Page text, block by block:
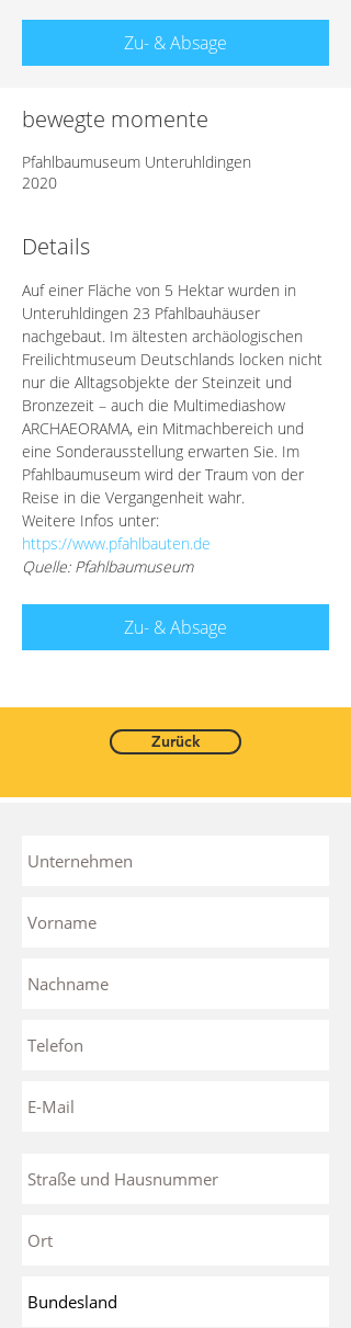
Zu- & Absage
bewegte momente
Pfahlbaumuseum Unteruhldingen
2020
Details
Auf einer Fläche von 5 Hektar wurden in
Unteruhldingen 23 Pfahlbauhäuser
nachgebaut. Im ältesten archäologischen
Freilichtmuseum Deutschlands locken nicht
nur die Alltagsobjekte der Steinzeit und
Bronzezeit – auch die Multimediashow
ARCHAEORAMA, ein Mitmachbereich und
eine Sonderausstellung erwarten Sie. Im
Pfahlbaumuseum wird der Traum von der
Reise in die Vergangenheit wahr.
Weitere Infos unter:
https://www.pfahlbauten.de
Quelle: Pfahlbaumuseum
Zu- & Absage
Zurück